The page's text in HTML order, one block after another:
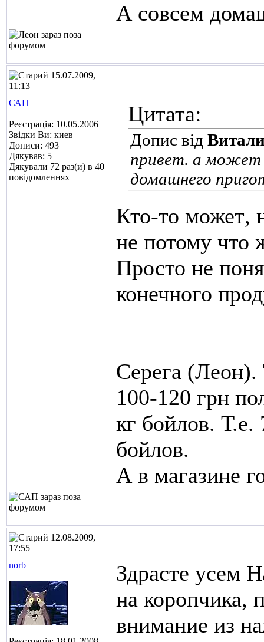
А совсем
15.07.2009,
11:13
САП
Реєстрація: 10.05.2006
Звідки Ви: киев
Дописи: 493
Дякував: 5
Дякували 72 раз(и) в 40
повідомленнях
Цитата:
Допис від
привет. а может
домашнего
Кто-то может,
не потому что
Просто не
конечного
Серега (Леон).
100-120 грн
кг бойлов. Т.е.
бойлов.
А в магазине
12.08.2009,
17:55
norb
Здрасте усем
на коропчика,
внимание из